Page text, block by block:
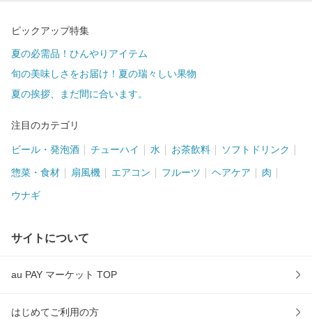
ピックアップ特集
夏の必需品！ひんやりアイテム
旬の美味しさをお届け！夏の瑞々しい果物
夏の挨拶、まだ間に合います。
注目のカテゴリ
ビール・発泡酒 チューハイ 水 お茶飲料 ソフトドリンク
惣菜・食材 扇風機 エアコン フルーツ ヘアケア 肉
ウナギ
サイトについて
au PAY マーケット TOP
はじめてご利用の方